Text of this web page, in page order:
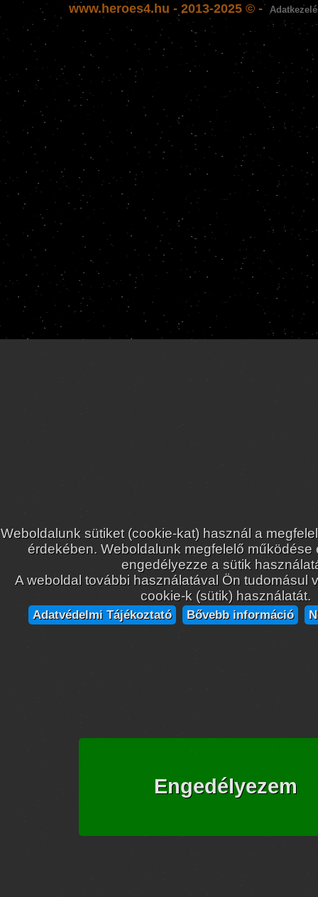
Weboldalunk sütiket (cookie-kat) használ a
érdekében. Weboldalunk megfelelő működése
engedélyezze a sütik
A weboldal további használatával Ön tudomásul
cookie-k (sütik) használatát.
Adatvédelmi Tájékoztató Bővebb információ
Engedélyezem
www.heroes4.hu - 2013-2025 © -